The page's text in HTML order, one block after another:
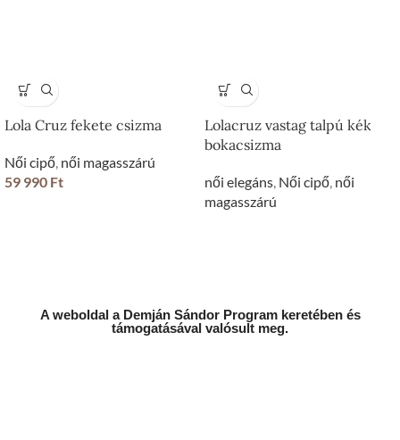
Lola Cruz fekete csizma
Női cipő, női magasszárú
59 990 Ft
Lolacruz vastag talpú kék
bokacsizma
női elegáns, Női cipő, női
magasszárú
A weboldal a Demján Sándor Program keretében és
támogatásával valósult meg.